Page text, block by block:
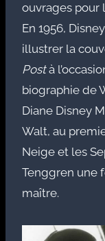
ouvrages pour
En 1956,
illustrer la
Postà
biographie de
Diane Disney
Walt, au
Neige et les
Tenggren une
maître.